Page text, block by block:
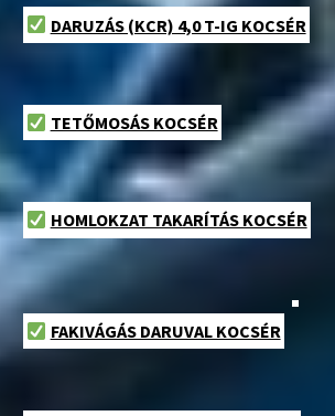
DARUZÁS (KCR) 4,0 T-IG KOCSÉR
TETŐMOSÁS KOCSÉR
HOMLOKZAT TAKARÍTÁS KOCSÉR
FAKIVÁGÁS DARUVAL KOCSÉR